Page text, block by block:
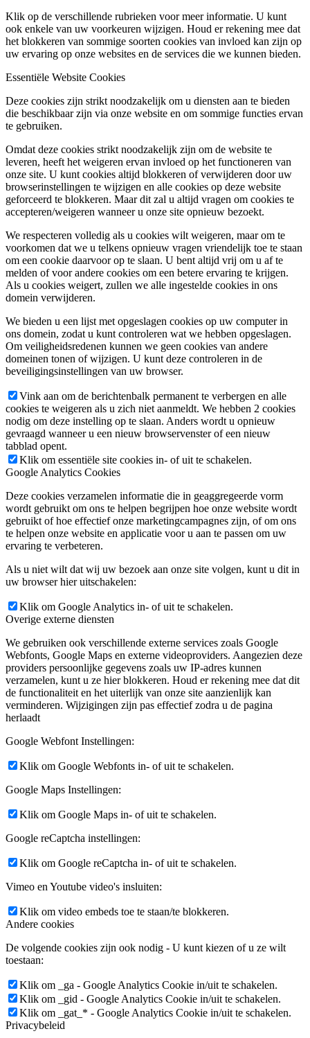
Klik op de verschillende rubrieken voor meer informatie. U kunt
ook enkele van uw voorkeuren wijzigen. Houd er rekening mee dat
het blokkeren van sommige soorten cookies van invloed kan zijn op
uw ervaring op onze websites en de services die we kunnen bieden.
Essentiële Website Cookies
Deze cookies zijn strikt noodzakelijk om u diensten aan te bieden
die beschikbaar zijn via onze website en om sommige functies ervan
te gebruiken.
Omdat deze cookies strikt noodzakelijk zijn om de website te
leveren, heeft het weigeren ervan invloed op het functioneren van
onze site. U kunt cookies altijd blokkeren of verwijderen door uw
browserinstellingen te wijzigen en alle cookies op deze website
geforceerd te blokkeren. Maar dit zal u altijd vragen om cookies te
accepteren/weigeren wanneer u onze site opnieuw bezoekt.
We respecteren volledig als u cookies wilt weigeren, maar om te
voorkomen dat we u telkens opnieuw vragen vriendelijk toe te staan
om een cookie daarvoor op te slaan. U bent altijd vrij om u af te
melden of voor andere cookies om een betere ervaring te krijgen.
Als u cookies weigert, zullen we alle ingestelde cookies in ons
domein verwijderen.
We bieden u een lijst met opgeslagen cookies op uw computer in
ons domein, zodat u kunt controleren wat we hebben opgeslagen.
Om veiligheidsredenen kunnen we geen cookies van andere
domeinen tonen of wijzigen. U kunt deze controleren in de
beveiligingsinstellingen van uw browser.
Vink aan om de berichtenbalk permanent te verbergen en alle
cookies te weigeren als u zich niet aanmeldt. We hebben 2 cookies
nodig om deze instelling op te slaan. Anders wordt u opnieuw
gevraagd wanneer u een nieuw browservenster of een nieuw
tabblad opent.
Klik om essentiële site cookies in- of uit te schakelen.
Google Analytics Cookies
Deze cookies verzamelen informatie die in geaggregeerde vorm
wordt gebruikt om ons te helpen begrijpen hoe onze website wordt
gebruikt of hoe effectief onze marketingcampagnes zijn, of om ons
te helpen onze website en applicatie voor u aan te passen om uw
ervaring te verbeteren.
Als u niet wilt dat wij uw bezoek aan onze site volgen, kunt u dit in
uw browser hier uitschakelen:
Klik om Google Analytics in- of uit te schakelen.
Overige externe diensten
We gebruiken ook verschillende externe services zoals Google
Webfonts, Google Maps en externe videoproviders. Aangezien deze
providers persoonlijke gegevens zoals uw IP-adres kunnen
verzamelen, kunt u ze hier blokkeren. Houd er rekening mee dat dit
de functionaliteit en het uiterlijk van onze site aanzienlijk kan
verminderen. Wijzigingen zijn pas effectief zodra u de pagina
herlaadt
Google Webfont Instellingen:
Klik om Google Webfonts in- of uit te schakelen.
Google Maps Instellingen:
Klik om Google Maps in- of uit te schakelen.
Google reCaptcha instellingen:
Klik om Google reCaptcha in- of uit te schakelen.
Vimeo en Youtube video's insluiten:
Klik om video embeds toe te staan/te blokkeren.
Andere cookies
De volgende cookies zijn ook nodig - U kunt kiezen of u ze wilt
toestaan:
Klik om _ga - Google Analytics Cookie in/uit te schakelen.
Klik om _gid - Google Analytics Cookie in/uit te schakelen.
Klik om _gat_* - Google Analytics Cookie in/uit te schakelen.
Privacybeleid